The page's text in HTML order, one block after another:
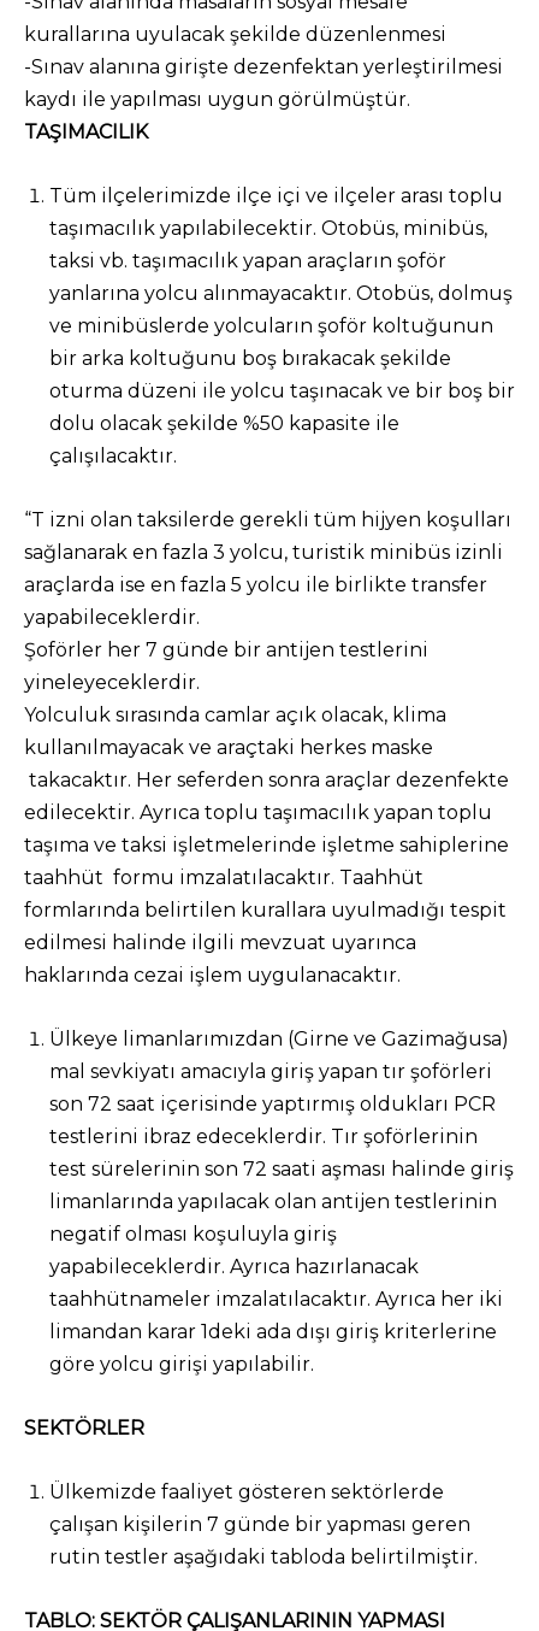
kurallarına uyulacak şekilde düzenlenmesi
-Sınav alanına girişte dezenfektan yerleştirilmesi
kaydı ile yapılması uygun görülmüştür.
TAŞIMACILIK
Tüm ilçelerimizde ilçe içi ve ilçeler arası toplu
taşımacılık yapılabilecektir. Otobüs, minibüs,
taksi vb. taşımacılık yapan araçların şoför
yanlarına yolcu alınmayacaktır. Otobüs, dolmuş
ve minibüslerde yolcuların şoför koltuğunun
bir arka koltuğunu boş bırakacak şekilde
oturma düzeni ile yolcu taşınacak ve bir boş bir
dolu olacak şekilde %50 kapasite ile
çalışılacaktır.
“T izni olan taksilerde gerekli tüm hijyen koşulları
sağlanarak en fazla 3 yolcu, turistik minibüs izinli
araçlarda ise en fazla 5 yolcu ile birlikte transfer
yapabileceklerdir.
Şoförler her 7 günde bir antijen testlerini
yineleyeceklerdir.
Yolculuk sırasında camlar açık olacak, klima
kullanılmayacak ve araçtaki herkes maske
takacaktır. Her seferden sonra araçlar dezenfekte
edilecektir. Ayrıca toplu taşımacılık yapan toplu
taşıma ve taksi işletmelerinde işletme sahiplerine
taahhüt formu imzalatılacaktır. Taahhüt
formlarında belirtilen kurallara uyulmadığı tespit
edilmesi halinde ilgili mevzuat uyarınca
haklarında cezai işlem uygulanacaktır.
Ülkeye limanlarımızdan (Girne ve Gazimağusa)
mal sevkiyatı amacıyla giriş yapan tır şoförleri
son 72 saat içerisinde yaptırmış oldukları PCR
testlerini ibraz edeceklerdir. Tır şoförlerinin
test sürelerinin son 72 saati aşması halinde giriş
limanlarında yapılacak olan antijen testlerinin
negatif olması koşuluyla giriş
yapabileceklerdir. Ayrıca hazırlanacak
taahhütnameler imzalatılacaktır. Ayrıca her iki
limandan karar 1deki ada dışı giriş kriterlerine
göre yolcu girişi yapılabilir.
SEKTÖRLER
Ülkemizde faaliyet gösteren sektörlerde
çalışan kişilerin 7 günde bir yapması geren
rutin testler aşağıdaki tabloda belirtilmiştir.
TABLO: SEKTÖR ÇALIŞANLARININ YAPMASI